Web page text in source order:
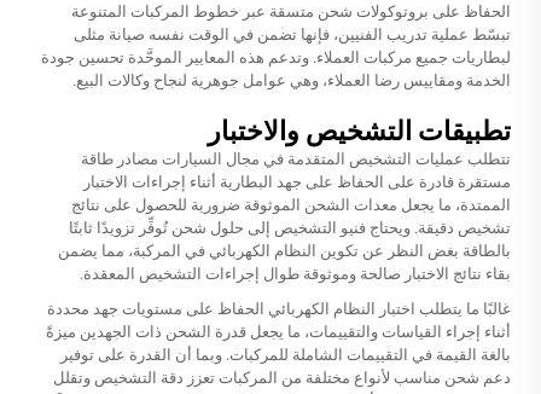
الحفاظ على بروتوكولات شحن متسقة عبر خطوط المركبات المتنوعة
تبسّط عملية تدريب الفنيين، فإنها تضمن في الوقت نفسه صيانة مثلى
لبطاريات جميع مركبات العملاء. وتدعم هذه المعايير الموحَّدة تحسين جودة
الخدمة ومقاييس رضا العملاء، وهي عوامل جوهرية لنجاح وكالات البيع.
تطبيقات التشخيص والاختبار
تتطلب عمليات التشخيص المتقدمة في مجال السيارات مصادر طاقة
مستقرة قادرة على الحفاظ على جهد البطارية أثناء إجراءات الاختبار
الممتدة، ما يجعل معدات الشحن الموثوقة ضرورية للحصول على نتائج
تشخيص دقيقة. ويحتاج فنيو التشخيص إلى حلول شحن تُوفِّر تزويدًا ثابتًا
بالطاقة بغض النظر عن تكوين النظام الكهربائي في المركبة، مما يضمن
بقاء نتائج الاختبار صالحة وموثوقة طوال إجراءات التشخيص المعقدة.
غالبًا ما يتطلب اختبار النظام الكهربائي الحفاظ على مستويات جهد محددة
أثناء إجراء القياسات والتقييمات، ما يجعل قدرة الشحن ذات الجهدين ميزةً
بالغة القيمة في التقييمات الشاملة للمركبات. وبما أن القدرة على توفير
دعم شحن مناسب لأنواع مختلفة من المركبات تعزز دقة التشخيص وتقلل